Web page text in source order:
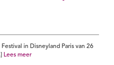
in Disneyland Paris van 26
Lees meer